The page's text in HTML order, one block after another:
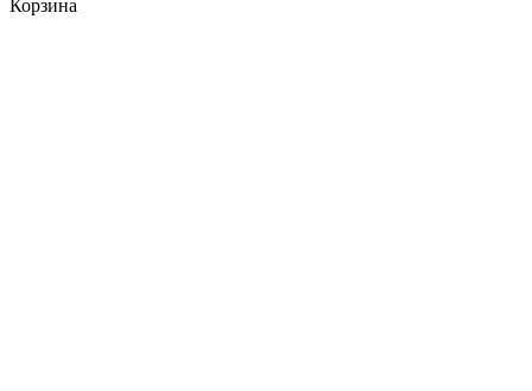
Корзина